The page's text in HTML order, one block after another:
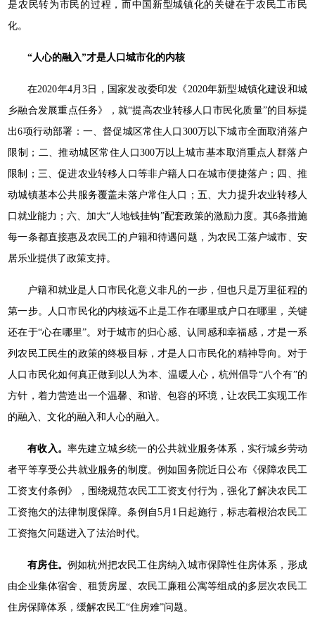
是农民转为市民的过程，而中国新型城镇化的关键在于农民工市民
化。
“人心的融入”才是人口城市化的内核
在2020年4月3日，国家发改委印发《2020年新型城镇化建设和城
乡融合发展重点任务》，就“提高农业转移人口市民化质量”的目标提
出6项行动部署：一、督促城区常住人口300万以下城市全面取消落户
限制；二、推动城区常住人口300万以上城市基本取消重点人群落户
限制；三、促进农业转移人口等非户籍人口在城市便捷落户；四、推
动城镇基本公共服务覆盖未落户常住人口；五、大力提升农业转移人
口就业能力；六、加大“人地钱挂钩”配套政策的激励力度。其6条措施
每一条都直接惠及农民工的户籍和待遇问题，为农民工落户城市、安
居乐业提供了政策支持。
户籍和就业是人口市民化意义非凡的一步，但也只是万里征程的
第一步。人口市民化的内核远不止是工作在哪里或户口在哪里，关键
还在于“心在哪里”。对于城市的归心感、认同感和幸福感，才是一系
列农民工民生的政策的终极目标，才是人口市民化的精神导向。对于
人口市民化如何真正做到以人为本、温暖人心，杭州倡导“八个有”的
方针，着力营造出一个温馨、和谐、包容的环境，让农民工实现工作
的融入、文化的融入和人心的融入。
有收入。率先建立城乡统一的公共就业服务体系，实行城乡劳动
者平等享受公共就业服务的制度。例如国务院近日公布《保障农民工
工资支付条例》，围绕规范农民工工资支付行为，强化了解决农民工
工资拖欠的法律制度保障。条例自5月1日起施行，标志着根治农民工
工资拖欠问题进入了法治时代。
有房住。例如杭州把农民工住房纳入城市保障性住房体系，形成
由企业集体宿舍、租赁房屋、农民工廉租公寓等组成的多层次农民工
住房保障体系，缓解农民工“住房难”问题。